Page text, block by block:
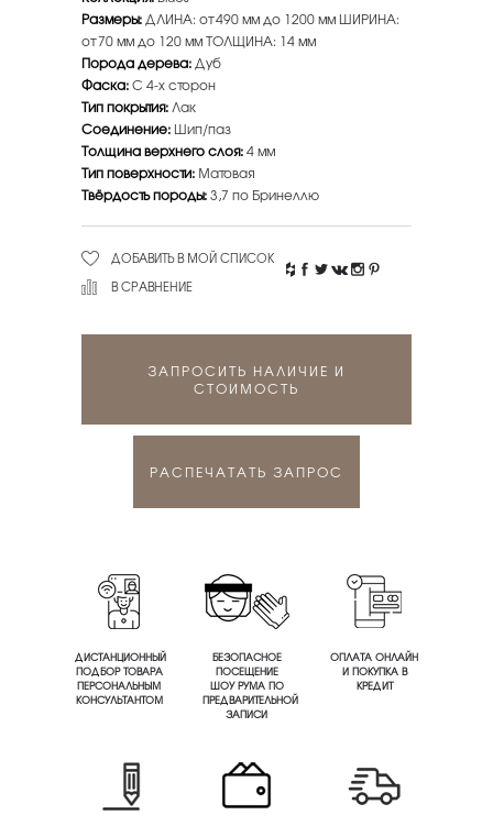
Размеры:ДЛИНА: от 490 мм до 1200 мм ШИРИНА:
от 70 мм до 120 мм ТОЛЩИНА: 14 мм
Порода дерева:Дуб
Фаска:С 4-х сторон
Тип покрытия:Лак
Соединение: Шип/паз
Толщина верхнего слоя:4 мм
Тип поверхности: Матовая
Твёрдость породы:3,7 по Бринеллю
ДОБАВИТЬ В МОЙ СПИСОК
В СРАВНЕНИЕ
ЗАПРОСИТЬ НАЛИЧИЕ И
СТОИМОСТЬ
РАСПЕЧАТАТЬ ЗАПРОС
ДИСТАНЦИОННЫЙ
ПОДБОР ТОВАРА
ПЕРСОНАЛЬНЫМ
КОНСУЛЬТАНТОМ
БЕЗОПАСНОЕ
ПОСЕЩЕНИЕ
ШОУ РУМА ПО
ПРЕДВАРИТЕЛЬНОЙ
ЗАПИСИ
ОПЛАТА ОНЛАЙН
И ПОКУПКА В
КРЕДИТ